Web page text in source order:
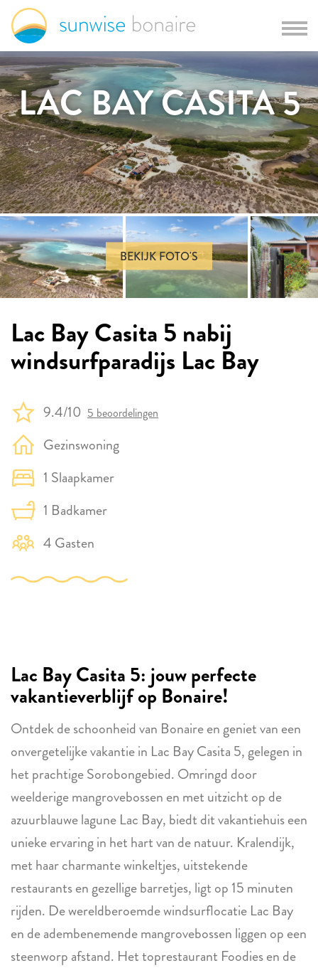
LAC BAY CASITA 5
BEKIJK FOTO'S
Lac Bay Casita 5 nabij
windsurfparadijs Lac Bay
9.4/10 5 beoordelingen
Gezinswoning
1 Slaapkamer
1 Badkamer
4 Gasten
Lac Bay Casita 5: jouw perfecte
vakantieverblijf op Bonaire!
Ontdek de schoonheid van Bonaire en geniet van een
onvergetelijke vakantie in Lac Bay Casita 5, gelegen in
het prachtige Sorobongebied. Omringd door
weelderige mangrovebossen en met uitzicht op de
azuurblauwe lagune Lac Bay, biedt dit vakantiehuis een
unieke ervaring in het hart van de natuur. Kralendijk,
met haar charmante winkeltjes, uitstekende
restaurants en gezellige barretjes, ligt op 15 minuten
rijden. De wereldberoemde windsurflocatie Lac Bay
en de adembenemende mangrovebossen liggen op een
steenworp afstand. Het toprestaurant Foodies en de